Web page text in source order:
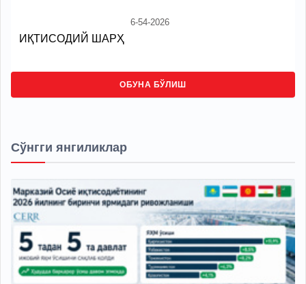
6-54-2026
ИҚТИСОДИЙ ШАРҲ
ОБУНА БЎЛИШ
Сўнгги янгиликлар